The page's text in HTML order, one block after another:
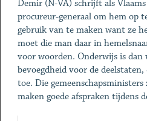
Demir (N-VA) schrijft als
procureur-generaal om hem op
gebruik van te maken want ze
moet die man daar in
voor woorden. Onderwijs is dan
bevoegdheid voor de
toe. Die
maken goede afspraken tijdens